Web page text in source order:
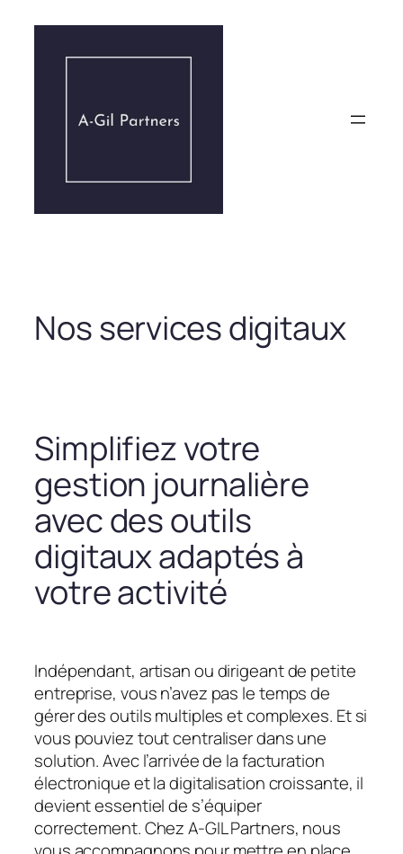
contenu
Nos services digitaux
Simplifiez votre
gestion journalière
avec des outils
digitaux adaptés à
votre activité
Indépendant, artisan ou dirigeant de petite
entreprise, vous n’avez pas le temps de
gérer des outils multiples et complexes. Et si
vous pouviez tout centraliser dans une
solution. Avec l’arrivée de la facturation
électronique et la digitalisation croissante, il
devient essentiel de s’équiper
correctement. Chez A-GIL Partners, nous